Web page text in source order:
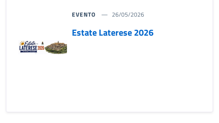
EVENTO 26/05/2026
Estate Laterese 2026